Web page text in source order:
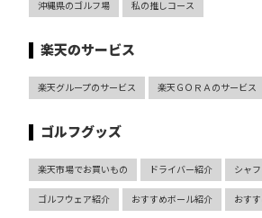
沖縄県のゴルフ場 私の推しコース
楽天のサービス
楽天グループのサービス 楽天ＧＯＲＡのサービス
ゴルフグッズ
楽天市場でお買いもの ドライバー紹介 シャ
ゴルフウェア紹介 おすすめボール紹介 おす